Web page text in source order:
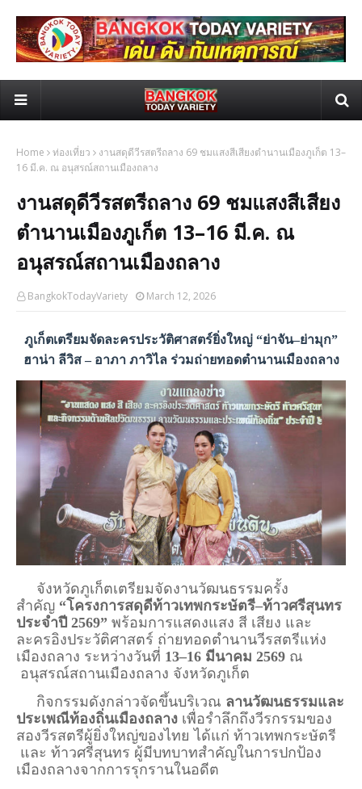
Home ท่องเที่ยว
งานสดุดีวีรสตรีถลาง 69 ชมแสงสีเสียงตำนานเมืองภูเก็ต 13–
16 มี.ค. ณ อนุสรณ์สถานเมืองถลาง
งานสดุดีวีรสตรีถลาง 69 ชมแสงสีเสียง
ตำนานเมืองภูเก็ต 13–16 มี.ค. ณ
อนุสรณ์สถานเมืองถลาง
BangkokTodayVariety March 12, 2026
ภูเก็ตเตรียมจัดละครประวัติศาสตร์ยิ่งใหญ่ “ย่าจัน–ย่ามุก”
ฮาน่า ลีวิส – อาภา ภาวิไล ร่วมถ่ายทอดตำนานเมืองถลาง
จังหวัดภูเก็ตเตรียมจัดงานวัฒนธรรมครั้ง
สำคัญ “โครงการสดุดีท้าวเทพกระษัตรี–ท้าวศรีสุนทร
ประจำปี 2569” พร้อมการแสดงแสง สี เสียง และ
ละครอิงประวัติศาสตร์ ถ่ายทอดตำนานวีรสตรีแห่ง
เมืองถลาง ระหว่างวันที่ 13–16 มีนาคม 2569 ณ​
อนุสรณ์สถานเมืองถลาง​ จังหวัดภูเก็ต
กิจกรรมดังกล่าวจัดขึ้นบริเวณ ลานวัฒนธรรมและ
ประเพณีท้องถิ่นเมืองถลาง เพื่อรำลึกถึงวีรกรรมของ
สองวีรสตรีผู้ยิ่งใหญ่ของไทย ได้แก่​ ท้าวเทพกระษัตรี​
และ​ ท้าวศรีสุนทร​ ผู้มีบทบาทสำคัญในการปกป้อง
เมืองถลางจากการรุกรานในอดีต